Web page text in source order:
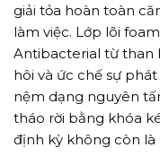
giải tỏa hoàn toàn
làm việc. Lớp lõi
Antibacterial từ than
hôi và ức chế sự
nệm dạng nguyên
tháo rời bằng khóa
định kỳ không còn là